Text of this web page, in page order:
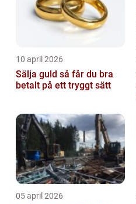
10 april 2026
Sälja guld så får du bra
betalt på ett tryggt sätt
05 april 2026